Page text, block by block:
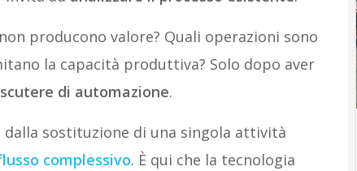
producono valore? Quali operazioni sono
la capacità produttiva? Solo dopo aver
di automazione.
sostituzione di una singola attività
complessivo. È qui che la tecnologia